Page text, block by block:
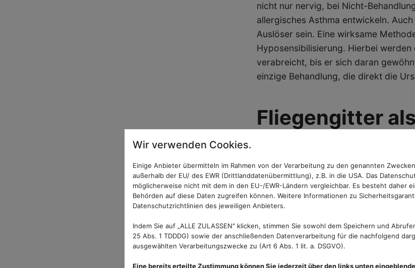
nicht nur nervig, bei Nicht-
allergisches Asthma entwickeln.
Auslöser sein. Eine wirksame
Hyposensibilisierung. Hierbei
verabreicht, bis er sich daran
einzige Behandlung, die direkt die
Fliegengitter
Das feingliedrige Polltec Gewebe
auch vor Insekten. Gerade kleinen
Umgang mit Bienen, Wespen und
und infolgedessen zu einer
Um dies zu vermeiden, sollte
Fenster stets geschlossen sind -
geschützt werden. Diese verhindern
Wespen, Bienen, Mücken und Co.
Wir verwenden Cookies.
Einige Anbieter übermitteln im Rahmen von der Verarbeitung zu den genannten
außerhalb der EU/ des EWR (Drittlanddatenübermittlung), z.B. in die USA. Das
möglicherweise nicht mit dem in den EU-/EWR-Ländern vergleichbar. Es besteht daher
Behörden auf diese Daten zugreifen können. Weitere Informationen zu
Datenschutzrichtlinien des jeweiligen Anbieters.
Indem Sie auf „ALLE ZULASSEN" klicken, stimmen Sie sowohl dem Speichern und
25 Abs. 1 TDDDG) sowie der anschließenden Datenverarbeitung für die nachfolgend
ausgewählten Verarbeitungszwecke zu (Art 6 Abs. 1 lit. a. DSGVO).
Eine bereits erteilte Zustimmung können Sie jederzeit über den links unten